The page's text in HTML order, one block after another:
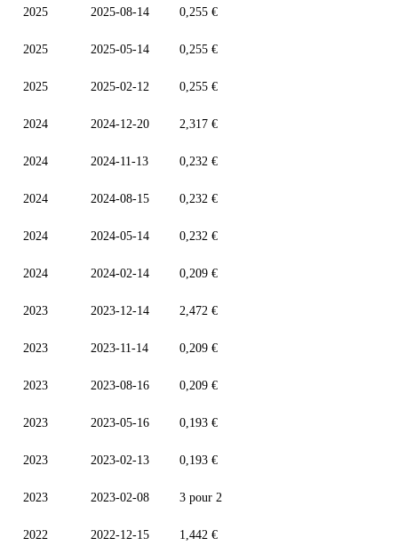
2025 2025-08-14 0,255 €
2025 2025-05-14 0,255 €
2025 2025-02-12 0,255 €
2024 2024-12-20 2,317 €
2024 2024-11-13 0,232 €
2024 2024-08-15 0,232 €
2024 2024-05-14 0,232 €
2024 2024-02-14 0,209 €
2023 2023-12-14 2,472 €
2023 2023-11-14 0,209 €
2023 2023-08-16 0,209 €
2023 2023-05-16 0,193 €
2023 2023-02-13 0,193 €
2023 2023-02-08 3 pour 2
2022 2022-12-15 1,442 €